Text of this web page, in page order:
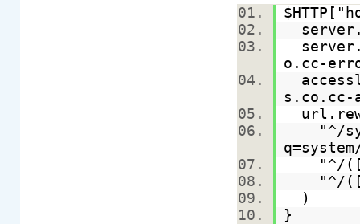
o.cc-
"^/
"^/
"^/
)
}